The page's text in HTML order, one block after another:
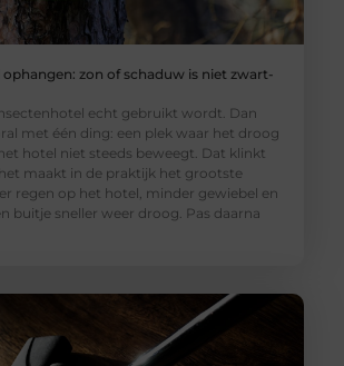
zon of schaduw is niet zwart-
echt gebruikt wordt. Dan
met één ding: een plek waar het droog
hotel niet steeds beweegt. Dat klinkt
maakt in de praktijk het grootste
regen op het hotel, minder gewiebel en
buitje sneller weer droog. Pas daarna